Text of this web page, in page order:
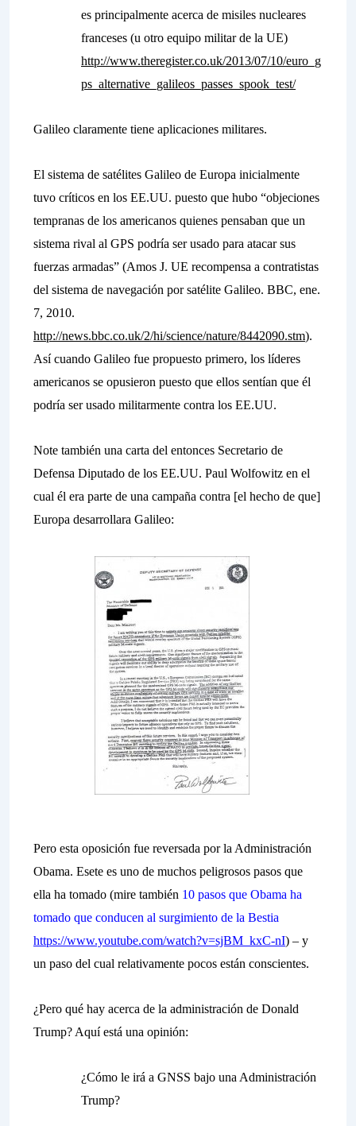
es principalmente acerca de misiles nucleares
franceses (u otro equipo militar de la UE)
http://www.theregister.co.uk/2013/07/10/euro_g
ps_alternative_galileos_passes_spook_test/
Galileo claramente tiene aplicaciones militares.
El sistema de satélites Galileo de Europa inicialmente
tuvo críticos en los EE.UU. puesto que hubo “objeciones
tempranas de los americanos quienes pensaban que un
sistema rival al GPS podría ser usado para atacar sus
fuerzas armadas” (Amos J. UE recompensa a contratistas
del sistema de navegación por satélite Galileo. BBC, ene.
7, 2010.
http://news.bbc.co.uk/2/hi/science/nature/8442090.stm).
Así cuando Galileo fue propuesto primero, los líderes
americanos se opusieron puesto que ellos sentían que él
podría ser usado militarmente contra los EE.UU.
Note también una carta del entonces Secretario de
Defensa Diputado de los EE.UU. Paul Wolfowitz en el
cual él era parte de una campaña contra [el hecho de que]
Europa desarrollara Galileo:
Pero esta oposición fue reversada por la Administración
Obama. Esete es uno de muchos peligrosos pasos que
ella ha tomado (mire también 10 pasos que Obama ha
tomado que conducen al surgimiento de la Bestia
https://www.youtube.com/watch?v=sjBM_kxC-nI) – y
un paso del cual relativamente pocos están conscientes.
¿Pero qué hay acerca de la administración de Donald
Trump? Aquí está una opinión:
¿Cómo le irá a GNSS bajo una Administración
Trump?